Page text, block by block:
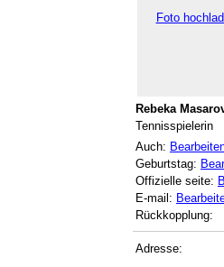
Foto
Rebeka
Tennisspielerin
Auch:
Geburtstag:
Offizielle seite:
E-mail:
Rückkopplung:
Adresse: